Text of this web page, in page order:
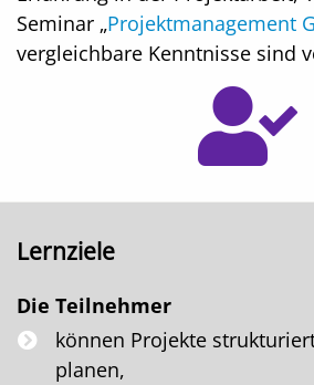
Seminar „Projektmanagement
vergleichbare Kenntnisse sind
Lernziele
Die Teilnehmer
können Projekte
planen,